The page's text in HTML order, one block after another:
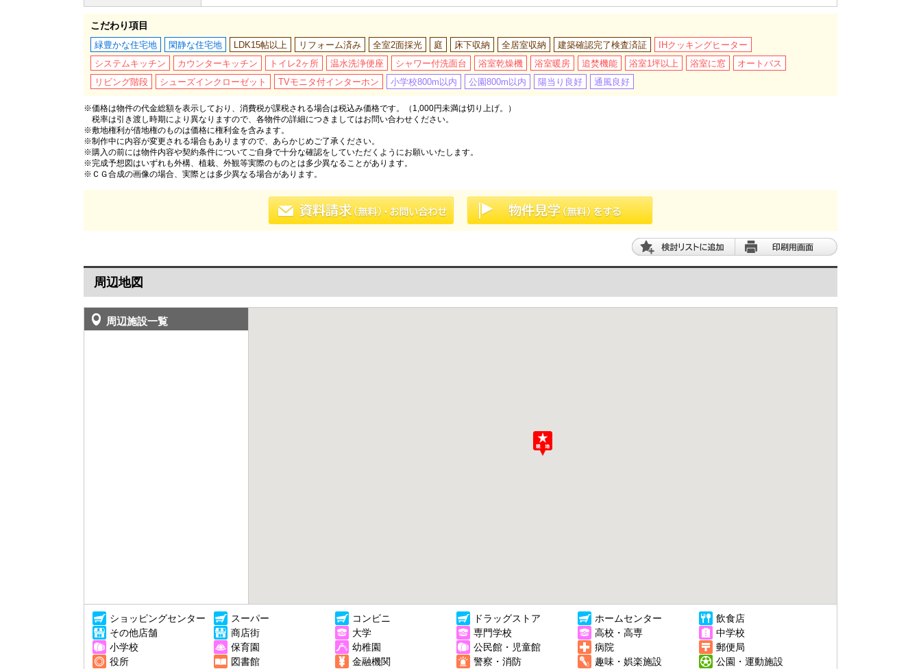
こだわり項目
緑豊かな住宅地 閑静な住宅地 LDK15帖以上 リフォーム済み 全室2面採光 庭 床下収納 全居室収納 建築確認完了検査済証
IHクッキングヒーター
システムキッチン
カウンターキッチン トイレ2ヶ所 温水洗浄便座 シャワー付洗面台 浴室乾燥機 浴室暖房 追焚機能 浴室1坪以上 浴室に窓
オートバス
リビング階段
シューズインクローゼット TVモニタ付インターホン 小学校800m以内 公園800m以内 陽当り良好 通風良好
※価格は物件の代金総額を表示しており、消費税が課税される場合は税込み価格です。（1,000円未満は切り上げ。）
税率は引き渡し時期により異なりますので、各物件の詳細につきましてはお問い合わせください。
※敷地権利が借地権のものは価格に権利金を含みます。
※制作中に内容が変更される場合もありますので、あらかじめご了承ください。
※購入の前には物件内容や契約条件についてご自身で十分な確認をしていただくようにお願いいたします。
※完成予想図はいずれも外構、植栽、外観等実際のものとは多少異なることがあります。
※ＣＧ合成の画像の場合、実際とは多少異なる場合があります。
周辺地図
周辺施設一覧
ショッピングセンター スーパー コンビニ ドラッグストア ホームセンター
飲食店
その他店舗
商店街 大学 専門学校 高校・高専
中学校
小学校
保育園 幼稚園 公民館・児童館 病院
郵便局
役所
図書館 金融機関 警察・消防 趣味・娯楽施設 公園・運動施設